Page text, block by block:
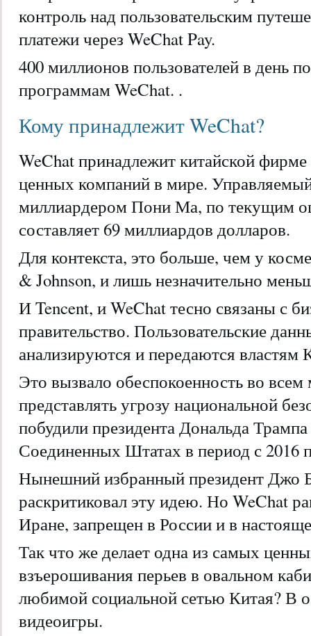
контроль над пользовательским
платежи через WeChat Pay.
400 миллионов пользователей в день
программам WeChat. .
Кому принадлежит WeChat?
WeChat принадлежит китайской
ценных компаний в мире.
миллиардером Пони Ма, по текущим
составляет 69 миллиардов долларов.
Для контекста, это больше, чем у
& Johnson, и лишь незначительно
И Tencent, и WeChat тесно связаны с
правительство. Пользовательские
анализируются и передаются властям
Это вызвало обеспокоенность во
представлять угрозу национальной
побудили президента Дональда Трампа
Соединенных Штатах в период с 2016
Нынешний избранный президент Джо
раскритиковал эту идею. Но WeChat
Иране, запрещен в России и в
Так что же делает одна из самых
взъерошивания перьев в овальном
любимой социальной сетью Китая? В
видеоигры.